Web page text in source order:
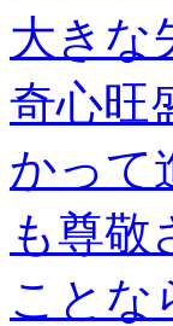
大きな
奇心旺
かって
も尊敬
ことな